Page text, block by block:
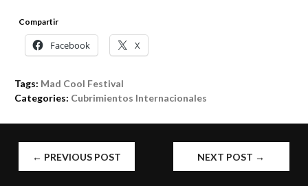
Compartir
Facebook X
Tags: Mad Cool Festival
Categories: Cubrimientos Internacionales
POST
← PREVIOUS POST NEXT POST →